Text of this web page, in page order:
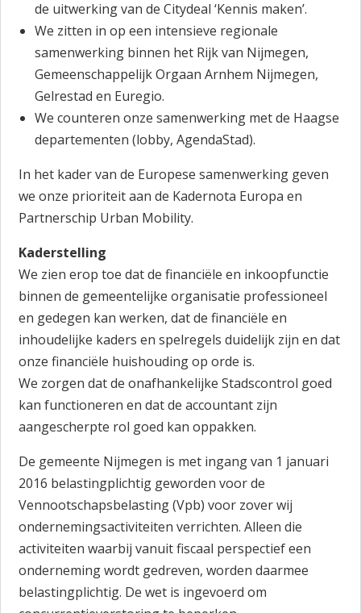
de uitwerking van de Citydeal ‘Kennis maken’.
We zitten in op een intensieve regionale
samenwerking binnen het Rijk van Nijmegen,
Gemeenschappelijk Orgaan Arnhem Nijmegen,
Gelrestad en Euregio.
We counteren onze samenwerking met de Haagse
departementen (lobby, AgendaStad).
In het kader van de Europese samenwerking geven
we onze prioriteit aan de Kadernota Europa en
Partnerschip Urban Mobility.
Kaderstelling
We zien erop toe dat de financiële en inkoopfunctie
binnen de gemeentelijke organisatie professioneel
en gedegen kan werken, dat de financiële en
inhoudelijke kaders en spelregels duidelijk zijn en dat
onze financiële huishouding op orde is.
We zorgen dat de onafhankelijke Stadscontrol goed
kan functioneren en dat de accountant zijn
aangescherpte rol goed kan oppakken.
De gemeente Nijmegen is met ingang van 1 januari
2016 belastingplichtig geworden voor de
Vennootschapsbelasting (Vpb) voor zover wij
ondernemingsactiviteiten verrichten. Alleen die
activiteiten waarbij vanuit fiscaal perspectief een
onderneming wordt gedreven, worden daarmee
belastingplichtig. De wet is ingevoerd om